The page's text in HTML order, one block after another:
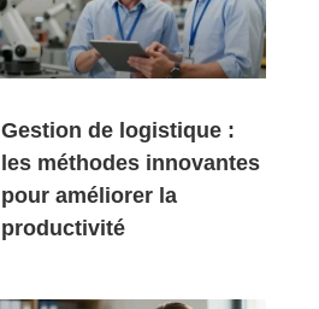
Gestion de logistique :
les méthodes innovantes
pour améliorer la
productivité